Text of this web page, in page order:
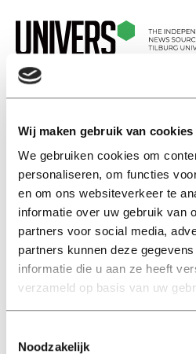
Wij maken gebruik van cookies
We gebruiken cookies om
personaliseren, om functies
en om ons websiteverkeer te
informatie over uw gebruik van
partners voor social media,
partners kunnen deze
informatie die u aan ze heeft
verzameld op basis van uw
Noodzakelijk
How can
workload
27
better